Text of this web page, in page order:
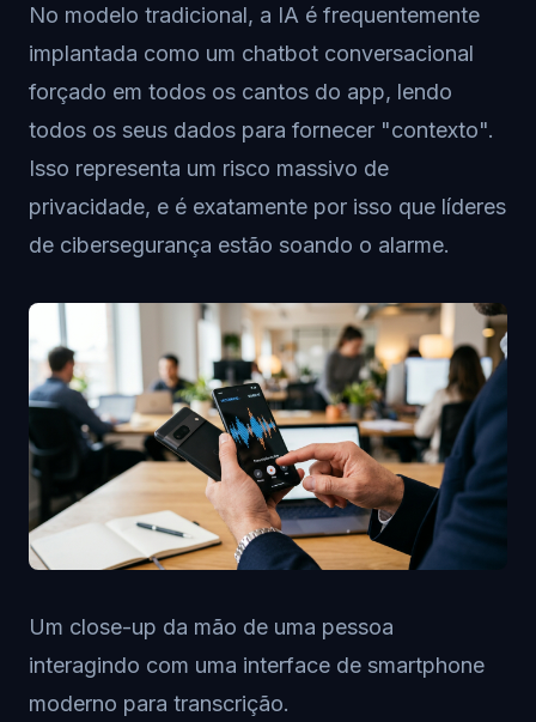
No modelo tradicional, a IA é frequentemente
implantada como um chatbot conversacional
forçado em todos os cantos do app, lendo
todos os seus dados para fornecer "contexto".
Isso representa um risco massivo de
privacidade, e é exatamente por isso que líderes
de cibersegurança estão soando o alarme.
Um close-up da mão de uma pessoa
interagindo com uma interface de smartphone
moderno para transcrição.